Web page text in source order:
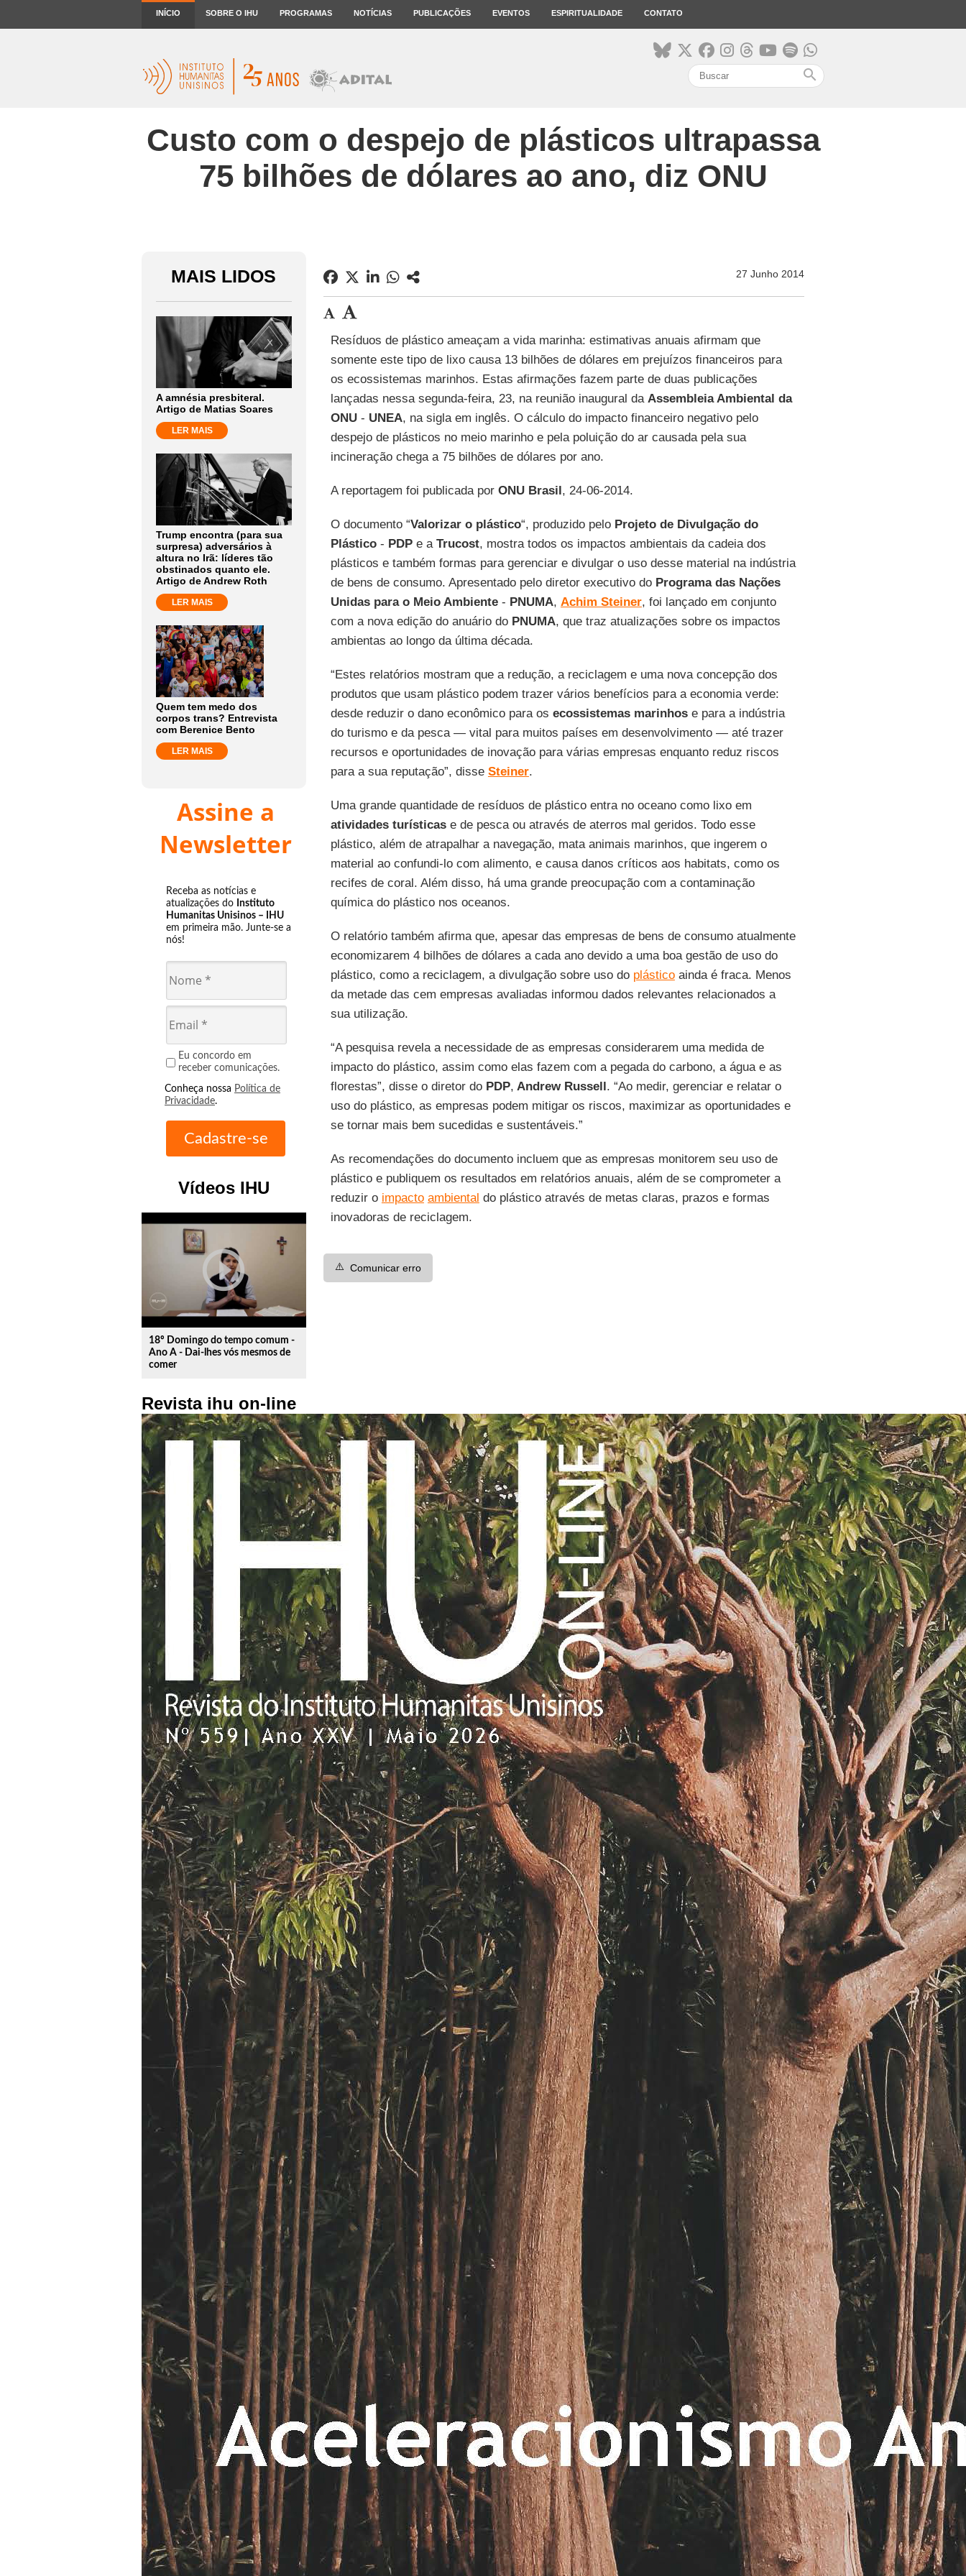
INÍCIO SOBRE O IHU PROGRAMAS NOTÍCIAS PUBLICAÇÕES EVENTOS ESPIRITUALIDADE CONTATO
search
Custo com o despejo de plásticos ultrapassa
75 bilhões de dólares ao ano, diz ONU
MAIS LIDOS
A amnésia presbiteral.
Artigo de Matias Soares
LER MAIS
Trump encontra (para sua
surpresa) adversários à
altura no Irã: líderes tão
obstinados quanto ele.
Artigo de Andrew Roth
LER MAIS
Quem tem medo dos
corpos trans? Entrevista
com Berenice Bento
LER MAIS
Assine a
Newsletter
Receba as notícias e
atualizações do Instituto
Humanitas Unisinos – IHU
em primeira mão. Junte-se a
nós!
Eu concordo em
receber comunicações.
Conheça nossa Política de
Privacidade.
Vídeos IHU
play_circle_outline
18º Domingo do tempo comum -
Ano A - Dai-lhes vós mesmos de
comer
Revista ihu on-line
27 Junho 2014
Resíduos de plástico ameaçam a vida marinha: estimativas anuais afirmam que
somente este tipo de lixo causa 13 bilhões de dólares em prejuízos financeiros para
os ecossistemas marinhos. Estas afirmações fazem parte de duas publicações
lançadas nessa segunda-feira, 23, na reunião inaugural da Assembleia Ambiental da
ONU- UNEA, na sigla em inglês. O cálculo do impacto financeiro negativo pelo
despejo de plásticos no meio marinho e pela poluição do ar causada pela sua
incineração chega a 75 bilhões de dólares por ano.
A reportagem foi publicada por ONU Brasil, 24-06-2014.
O documento “Valorizar o plástico“, produzido pelo Projeto de Divulgação do
Plástico- PDPe a Trucost, mostra todos os impactos ambientais da cadeia dos
plásticos e também formas para gerenciar e divulgar o uso desse material na indústria
de bens de consumo. Apresentado pelo diretor executivo do Programa das Nações
Unidas para o Meio Ambiente- PNUMA, Achim Steiner, foi lançado em conjunto
com a nova edição do anuário do PNUMA, que traz atualizações sobre os impactos
ambientas ao longo da última década.
“Estes relatórios mostram que a redução, a reciclagem e uma nova concepção dos
produtos que usam plástico podem trazer vários benefícios para a economia verde:
desde reduzir o dano econômico para os ecossistemas marinhose para a indústria
do turismo e da pesca — vital para muitos países em desenvolvimento — até trazer
recursos e oportunidades de inovação para várias empresas enquanto reduz riscos
para a sua reputação”, disse Steiner.
Uma grande quantidade de resíduos de plástico entra no oceano como lixo em
atividades turísticase de pesca ou através de aterros mal geridos. Todo esse
plástico, além de atrapalhar a navegação, mata animais marinhos, que ingerem o
material ao confundi-lo com alimento, e causa danos críticos aos habitats, como os
recifes de coral. Além disso, há uma grande preocupação com a contaminação
química do plástico nos oceanos.
O relatório também afirma que, apesar das empresas de bens de consumo atualmente
economizarem 4 bilhões de dólares a cada ano devido a uma boa gestão de uso do
plástico, como a reciclagem, a divulgação sobre uso do plásticoainda é fraca. Menos
da metade das cem empresas avaliadas informou dados relevantes relacionados a
sua utilização.
“A pesquisa revela a necessidade de as empresas considerarem uma medida de
impacto do plástico, assim como elas fazem com a pegada do carbono, a água e as
florestas”, disse o diretor do PDP, Andrew Russell. “Ao medir, gerenciar e relatar o
uso do plástico, as empresas podem mitigar os riscos, maximizar as oportunidades e
se tornar mais bem sucedidas e sustentáveis.”
As recomendações do documento incluem que as empresas monitorem seu uso de
plástico e publiquem os resultados em relatórios anuais, além de se comprometer a
reduzir o impacto ambiental do plástico através de metas claras, prazos e formas
inovadoras de reciclagem.
⚠️ Comunicar erro